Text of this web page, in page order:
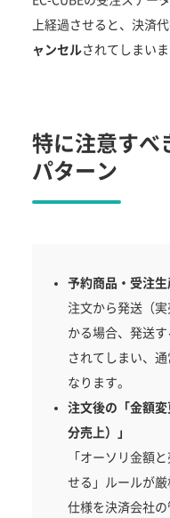
上経過させると、決済
ャンセルされてしまいま
特に注意すべ
パターン
予約商品・受注
注文から発送（
かる場合、発送
されてしまい、
なります。
注文後の「金額
分売上）」
「オーソリ金額
せる」ルールが
仕様を決済会社